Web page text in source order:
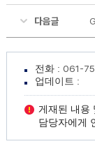
다음글
전화 : 061-
업데이트 :
게재된 내용
담당자에게